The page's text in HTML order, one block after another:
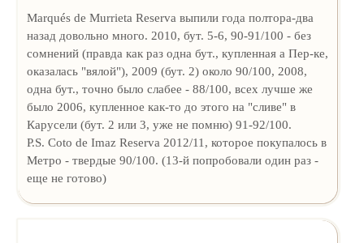
Marqués de Murrieta Reserva выпили года полтора-два
назад довольно много. 2010, бут. 5-6, 90-91/100 - без
сомнений (правда как раз одна бут., купленная а Пер-ке,
оказалась "вялой"), 2009 (бут. 2) около 90/100, 2008,
одна бут., точно было слабее - 88/100, всех лучше же
было 2006, купленное как-то до этого на "сливе" в
Карусели (бут. 2 или 3, уже не помню) 91-92/100.
P.S. Coto de Imaz Reserva 2012/11, которое покупалось в
Метро - твердые 90/100. (13-й попробовали один раз -
еще не готово)